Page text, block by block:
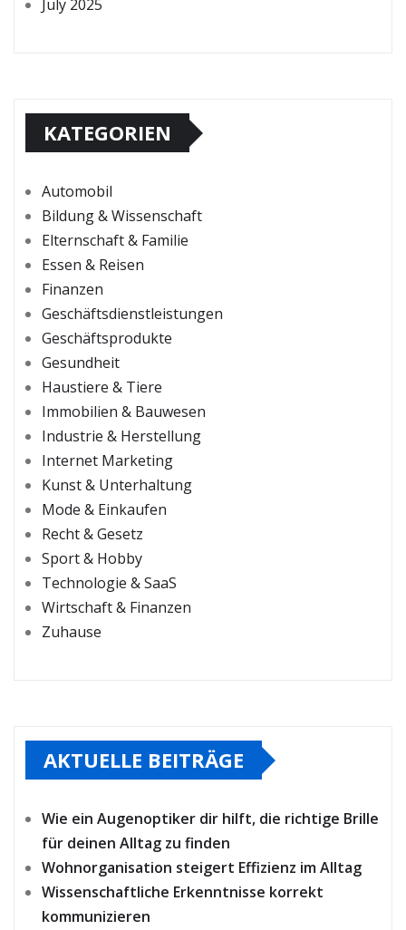
July 2025
KATEGORIEN
Automobil
Bildung & Wissenschaft
Elternschaft & Familie
Essen & Reisen
Finanzen
Geschäftsdienstleistungen
Geschäftsprodukte
Gesundheit
Haustiere & Tiere
Immobilien & Bauwesen
Industrie & Herstellung
Internet Marketing
Kunst & Unterhaltung
Mode & Einkaufen
Recht & Gesetz
Sport & Hobby
Technologie & SaaS
Wirtschaft & Finanzen
Zuhause
AKTUELLE BEITRÄGE
Wie ein Augenoptiker dir hilft, die richtige Brille
für deinen Alltag zu finden
Wohnorganisation steigert Effizienz im Alltag
Wissenschaftliche Erkenntnisse korrekt
kommunizieren